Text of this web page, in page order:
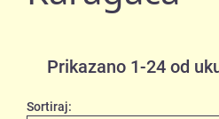
Prikazano 1-24 od
Sortiraj: